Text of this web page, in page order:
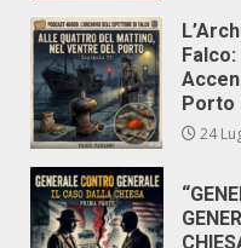
Porto
24